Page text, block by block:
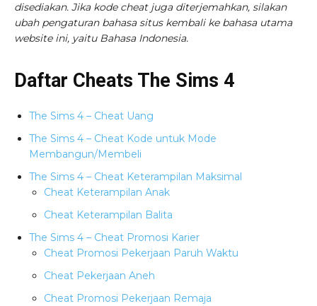
disediakan. Jika kode cheat juga diterjemahkan, silakan
ubah pengaturan bahasa situs kembali ke bahasa utama
website ini, yaitu Bahasa Indonesia.
Daftar Cheats The Sims 4
The Sims 4 – Cheat Uang
The Sims 4 – Cheat Kode untuk Mode
Membangun/Membeli
The Sims 4 – Cheat Keterampilan Maksimal
Cheat Keterampilan Anak
Cheat Keterampilan Balita
The Sims 4 – Cheat Promosi Karier
Cheat Promosi Pekerjaan Paruh Waktu
Cheat Pekerjaan Aneh
Cheat Promosi Pekerjaan Remaja